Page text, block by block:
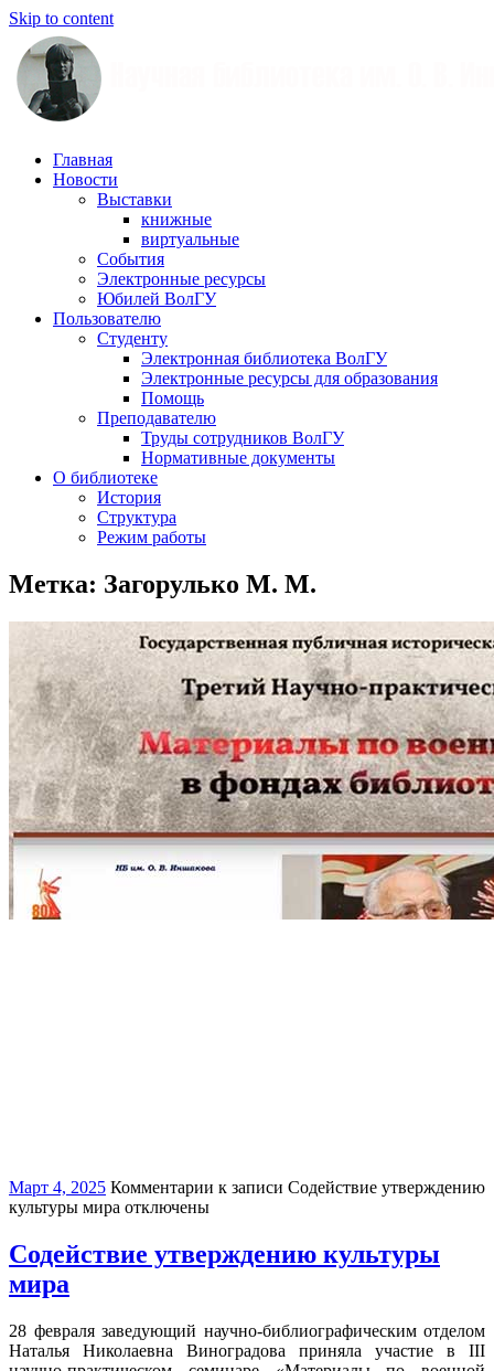
Skip to content
Научная
библиотека
Иншакова
Главная
Новости
Выставки
книжные
виртуальные
События
Электронные ресурсы
Юбилей ВолГУ
Пользователю
Студенту
Электронная библиотека ВолГУ
Электронные ресурсы для образования
Помощь
Преподавателю
Труды сотрудников ВолГУ
Нормативные документы
О библиотеке
История
Структура
Режим работы
Метка: Загорулько М. М.
Март 4, 2025 Комментарии к записи Содействие утверждению
культуры мира отключены
Содействие утверждению культуры
мира
28 февраля заведующий научно-библиографическим отделом
Наталья Николаевна Виноградова приняла участие в III